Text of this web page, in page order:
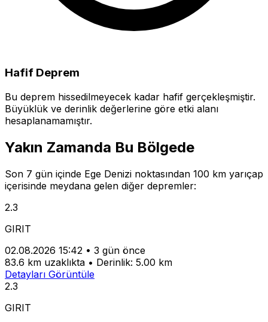
Hafif Deprem
Bu deprem hissedilmeyecek kadar hafif gerçekleşmiştir.
Büyüklük ve derinlik değerlerine göre etki alanı
hesaplanamamıştır.
Yakın Zamanda Bu Bölgede
Son 7 gün içinde Ege Denizi noktasından 100 km yarıçap
içerisinde meydana gelen diğer depremler:
2.3
GIRIT
02.08.2026 15:42 • 3 gün önce
83.6 km uzaklıkta • Derinlik: 5.00 km
Detayları Görüntüle
2.3
GIRIT